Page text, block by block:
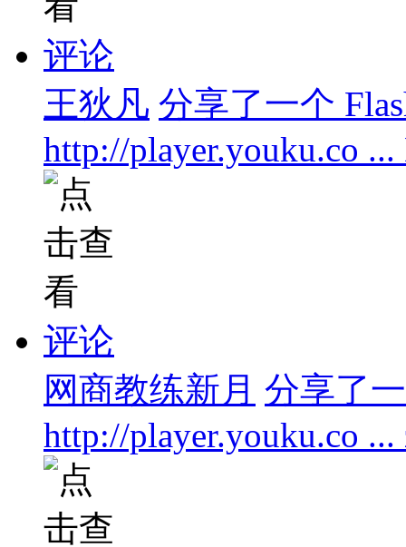
评论
王狄凡 分享了一个
http://player.youku.co
评论
网商教练新月 分享了
http://player.youku.co